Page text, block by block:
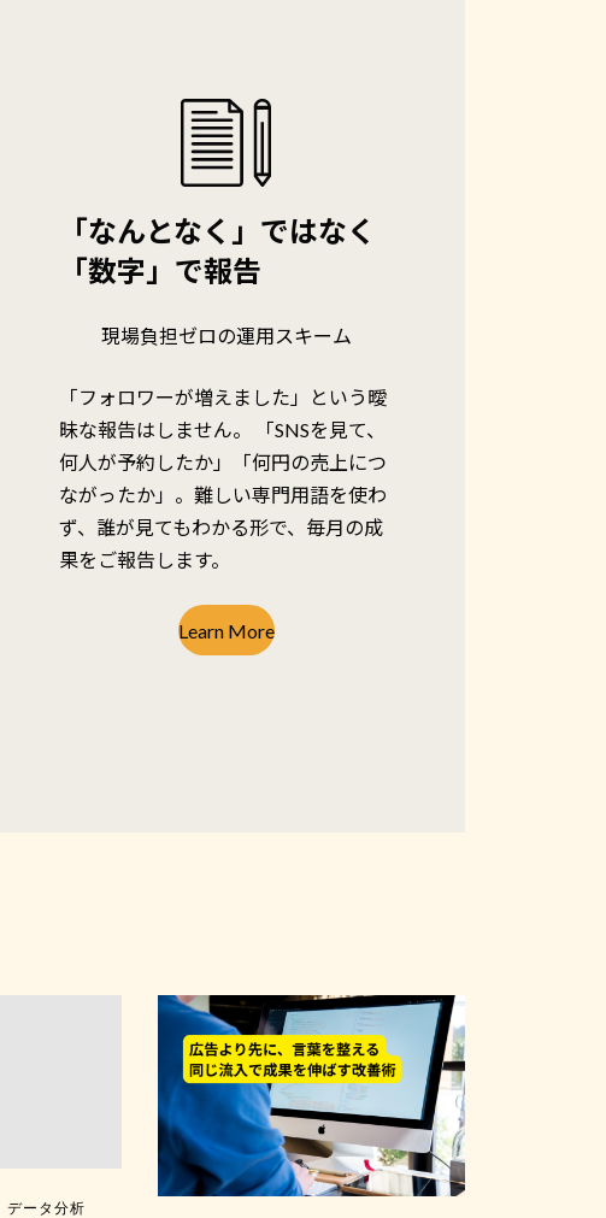
「なんとなく」ではなく
「数字」で報告
現場負担ゼロの運用スキーム
「フォロワーが増えました」という曖
昧な報告はしません。 「SNSを見て、
何人が予約したか」「何円の売上につ
ながったか」。難しい専門用語を使わ
ず、誰が見てもわかる形で、毎月の成
果をご報告します。
Learn More
データ分析